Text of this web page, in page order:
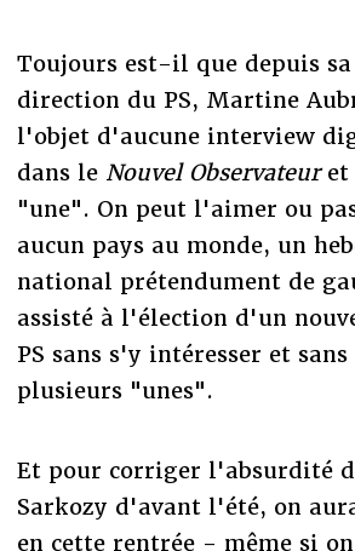
Toujours est-il que depuis
direction du PS, Martine
l'objet d'aucune interview
dans le Nouvel Observateuret
"une". On peut l'aimer ou
aucun pays au monde, un
national prétendument de
assisté à l'élection d'un
PS sans s'y intéresser et
plusieurs "unes".
Et pour corriger l'absurdité
Sarkozy d'avant l'été, on
en cette rentrée - même si